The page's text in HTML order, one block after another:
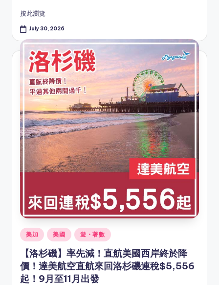
按此瀏覽
July 30, 2026
Posted
in
美加 美國 遊・著數
【洛杉磯】率先減！直航美國西岸終於降
價！達美航空直航來回洛杉磯連稅$5,556
起！9月至11月出發